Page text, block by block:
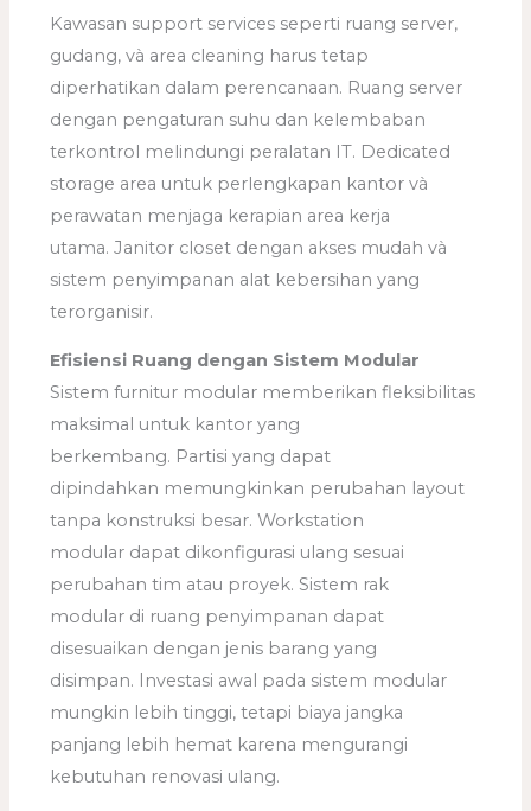
Kawasan support services seperti ruang server,
gudang, và area cleaning harus tetap
diperhatikan dalam perencanaan. Ruang server
dengan pengaturan suhu dan kelembaban
terkontrol melindungi peralatan IT. Dedicated
storage area untuk perlengkapan kantor và
perawatan menjaga kerapian area kerja
utama. Janitor closet dengan akses mudah và
sistem penyimpanan alat kebersihan yang
terorganisir.
Efisiensi Ruang dengan Sistem Modular
Sistem furnitur modular memberikan fleksibilitas
maksimal untuk kantor yang
berkembang. Partisi yang dapat
dipindahkan memungkinkan perubahan layout
tanpa konstruksi besar. Workstation
modular dapat dikonfigurasi ulang sesuai
perubahan tim atau proyek. Sistem rak
modular di ruang penyimpanan dapat
disesuaikan dengan jenis barang yang
disimpan. Investasi awal pada sistem modular
mungkin lebih tinggi, tetapi biaya jangka
panjang lebih hemat karena mengurangi
kebutuhan renovasi ulang.